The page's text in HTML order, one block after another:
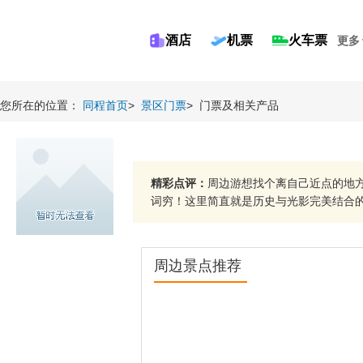
酒店 机票 火车票 更多
您所在的位置： 同程首页> 景区门票> 门票及相关产品
精彩点评： 周边游想找个离自己近点的地
词穷！这里简直就是历史与光影完美结合
周边景点推荐